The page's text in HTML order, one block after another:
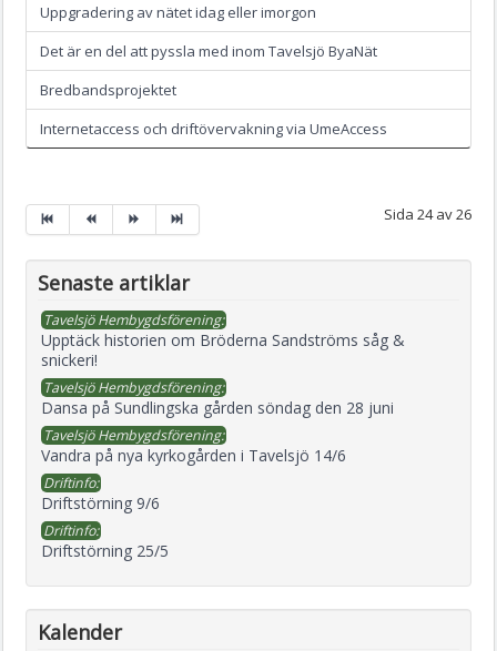
Uppgradering av nätet idag eller imorgon
Det är en del att pyssla med inom Tavelsjö ByaNät
Bredbandsprojektet
Internetaccess och driftövervakning via UmeAccess
Sida 24 av 26
Senaste artiklar
Tavelsjö Hembygdsförening:
Upptäck historien om Bröderna Sandströms såg &
snickeri!
Tavelsjö Hembygdsförening:
Dansa på Sundlingska gården söndag den 28 juni
Tavelsjö Hembygdsförening:
Vandra på nya kyrkogården i Tavelsjö 14/6
Driftinfo:
Driftstörning 9/6
Driftinfo:
Driftstörning 25/5
Kalender